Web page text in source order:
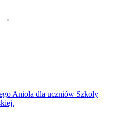
Anioła dla uczniów Szkoły